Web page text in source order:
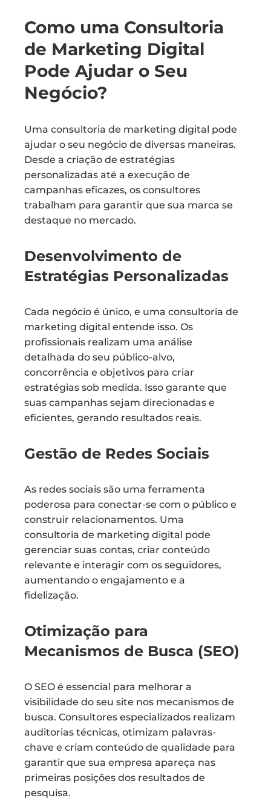
Como uma Consultoria
de Marketing Digital
Pode Ajudar o Seu
Negócio?
Uma consultoria de marketing digital pode
ajudar o seu negócio de diversas maneiras.
Desde a criação de estratégias
personalizadas até a execução de
campanhas eficazes, os consultores
trabalham para garantir que sua marca se
destaque no mercado.
Desenvolvimento de
Estratégias Personalizadas
Cada negócio é único, e uma consultoria de
marketing digital entende isso. Os
profissionais realizam uma análise
detalhada do seu público-alvo,
concorrência e objetivos para criar
estratégias sob medida. Isso garante que
suas campanhas sejam direcionadas e
eficientes, gerando resultados reais.
Gestão de Redes Sociais
As redes sociais são uma ferramenta
poderosa para conectar-se com o público e
construir relacionamentos. Uma
consultoria de marketing digital pode
gerenciar suas contas, criar conteúdo
relevante e interagir com os seguidores,
aumentando o engajamento e a
fidelização.
Otimização para
Mecanismos de Busca (SEO)
O SEO é essencial para melhorar a
visibilidade do seu site nos mecanismos de
busca. Consultores especializados realizam
auditorias técnicas, otimizam palavras-
chave e criam conteúdo de qualidade para
garantir que sua empresa apareça nas
primeiras posições dos resultados de
pesquisa.